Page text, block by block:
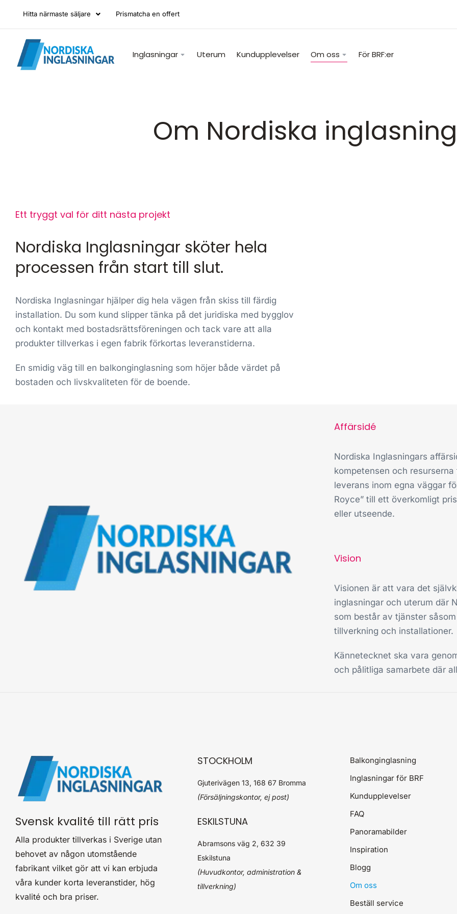
Hitta närmaste säljare Prismatcha en offert
Inglasningar Uterum Kundupplevelser Om oss För BRF:er
Om Nordiska
Ett tryggt val för ditt nästa projekt
Nordiska Inglasningar sköter hela
processen från start till slut.
Nordiska Inglasningar hjälper dig hela vägen från skiss till färdig
installation. Du som kund slipper tänka på det juridiska med bygglov
och kontakt med bostadsrättsföreningen och tack vare att alla
produkter tillverkas i egen fabrik förkortas leveranstiderna.
En smidig väg till en balkonginglasning som höjer både värdet på
bostaden och livskvaliteten för de boende.
Affärsidé
Nordiska Inglasningars
kompetensen och
leverans inom egna väggar
Royce” till ett överkomligt
eller utseende.
Vision
Visionen är att vara det
inglasningar och uterum där
som består av tjänster
tillverkning och installationer.
Kännetecknet ska vara
och pålitliga samarbete där
Svensk kvalité till rätt pris
Alla produkter tillverkas i Sverige utan
behovet av någon utomstående
fabrikant vilket gör att vi kan erbjuda
våra kunder korta leveranstider, hög
kvalité och bra priser.
STOCKHOLM
Gjuterivägen 13, 168 67 Bromma
(Försäljningskontor, ej post)
ESKILSTUNA
Abramsons väg 2, 632 39
Eskilstuna
(Huvudkontor, administration &
tillverkning)
Balkonginglasning
Inglasningar för BRF
Kundupplevelser
FAQ
Panoramabilder
Inspiration
Blogg
Om oss
Beställ service